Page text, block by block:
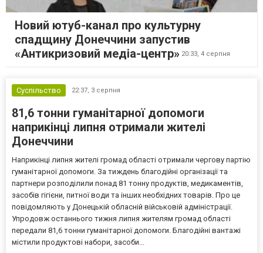
Новий ютуб-канал про культурну
спадщину Донеччини запустив
«Антикризовий медіа-центр» 20:33, 4 серпня
Суспільство 22:37, 3 серпня
81,6 тонни гуманітарної допомоги
наприкінці липня отримали жителі
Донеччини
Наприкінці липня жителі громад області отримали чергову партію
гуманітарної допомоги. За тиждень благодійні організації та
партнери розподілили понад 81 тонну продуктів, медикаментів,
засобів гігієни, питної води та інших необхідних товарів. Про це
повідомляють у Донецькій обласній військовій адміністрації.
Упродовж останнього тижня липня жителям громад області
передали 81,6 тонни гуманітарної допомоги. Благодійні вантажі
містили продуктові набори, засоби...